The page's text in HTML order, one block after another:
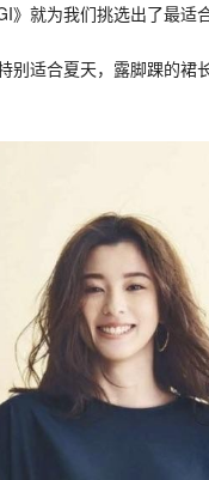
就为我们挑选出了最适
适合夏天，露脚踝的裙